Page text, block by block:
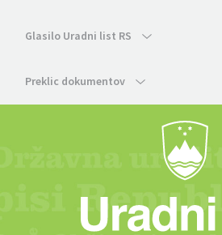
Glasilo Uradni list RS
Preklic dokumentov